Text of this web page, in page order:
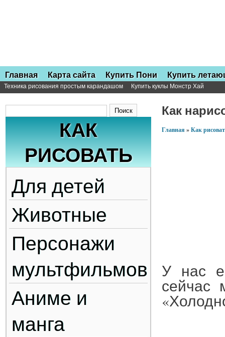
Главная Карта сайта Купить Пони Купить
Техника рисования простым карандашом Купить куклы Монстр Хай
Как
Главная » Как
У нас
сейчас
КАК
РИСОВАТЬ
Для детей
Животные
Персонажи
мультфильмов
Аниме и
манга